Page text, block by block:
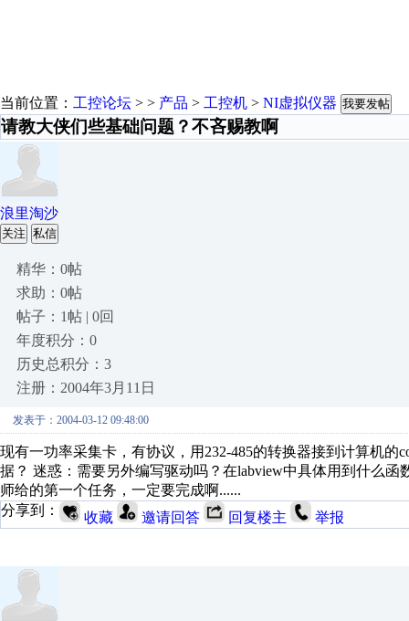
当前位置： 工控论坛 > > 产品 > 工控机 > NI虚拟仪器 我要发帖
请教大侠们些基础问题？不吝赐教啊
浪里淘沙
关注 私信
精华：0帖
求助：0帖
帖子：1帖 | 0回
年度积分：0
历史总积分：3
注册：2004年3月11日
发表于：2004-03-12 09:48:00
现有一功率采集卡，有协议，用232-485的转换器接到计算机的
据？ 迷惑：需要另外编写驱动吗？在labview中具体用到什么
师给的第一个任务，一定要完成啊......
分享到：
收藏 邀请回答 回复楼主 举报